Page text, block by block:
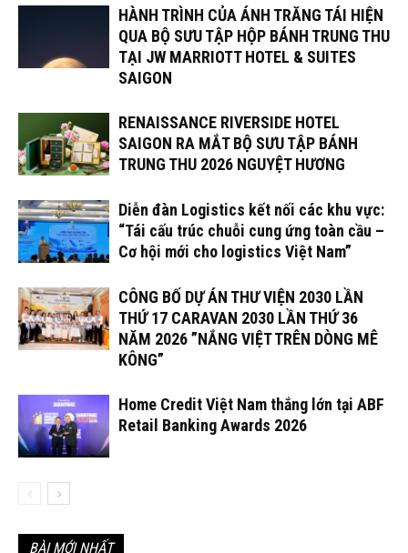
HÀNH TRÌNH CỦA ÁNH TRĂNG TÁI HIỆN
QUA BỘ SƯU TẬP HỘP BÁNH TRUNG THU
TẠI JW MARRIOTT HOTEL & SUITES
SAIGON
RENAISSANCE RIVERSIDE HOTEL
SAIGON RA MẮT BỘ SƯU TẬP BÁNH
TRUNG THU 2026 NGUYỆT HƯƠNG
Diễn đàn Logistics kết nối các khu vực:
“Tái cấu trúc chuỗi cung ứng toàn cầu –
Cơ hội mới cho logistics Việt Nam”
CÔNG BỐ DỰ ÁN THƯ VIỆN 2030 LẦN
THỨ 17 CARAVAN 2030 LẦN THỨ 36
NĂM 2026 ”NẮNG VIỆT TRÊN DÒNG MÊ
KÔNG”
Home Credit Việt Nam thắng lớn tại ABF
Retail Banking Awards 2026
BÀI MỚI NHẤT